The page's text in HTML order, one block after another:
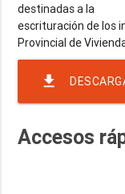
destinadas a la
escrituración de los
file_download
Accesos